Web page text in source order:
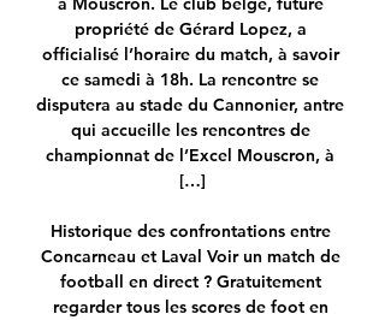
propriété de Gérard Lopez, a
officialisé l’horaire du match, à savoir
ce samedi à 18h. La rencontre se
disputera au stade du Cannonier, antre
qui accueille les rencontres de
championnat de l’Excel Mouscron, à
[…]
Historique des confrontations entre
Concarneau et Laval Voir un match de
football en direct ? Gratuitement
regarder tous les scores de foot en